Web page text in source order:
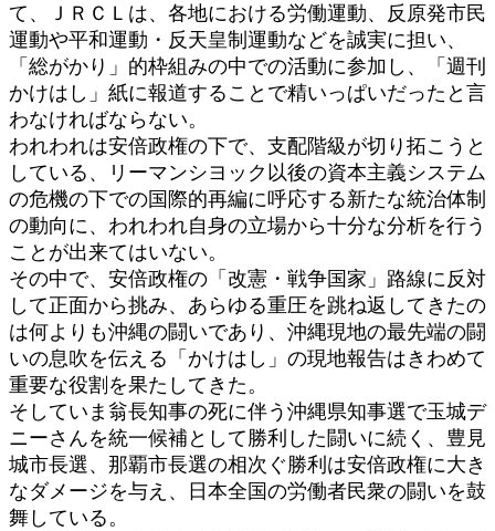
て、ＪＲＣＬは、各地における労働運動、反原発市民
運動や平和運動・反天皇制運動などを誠実に担い、
「総がかり」的枠組みの中での活動に参加し、「週刊
かけはし」紙に報道することで精いっぱいだったと言
わなければならない。
われわれは安倍政権の下で、支配階級が切り拓こうと
している、リーマンシヨック以後の資本主義システム
の危機の下での国際的再編に呼応する新たな統治体制
の動向に、われわれ自身の立場から十分な分析を行う
ことが出来てはいない。
その中で、安倍政権の「改憲・戦争国家」路線に反対
して正面から挑み、あらゆる重圧を跳ね返してきたの
は何よりも沖縄の闘いであり、沖縄現地の最先端の闘
いの息吹を伝える「かけはし」の現地報告はきわめて
重要な役割を果たしてきた。
そしていま翁長知事の死に伴う沖縄県知事選で玉城デ
ニーさんを統一候補として勝利した闘いに続く、豊見
城市長選、那覇市長選の相次ぐ勝利は安倍政権に大き
なダメージを与え、日本全国の労働者民衆の闘いを鼓
舞している。